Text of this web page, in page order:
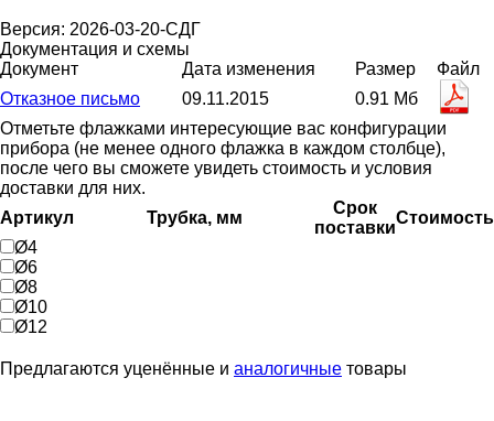
Версия: 2026-03-20-СДГ
Документация и схемы
Документ
Дата изменения Размер
Файл
Отказное письмо
09.11.2015
0.91 Мб
Отметьте флажками интересующие вас конфигурации
прибора (не менее одного флажка в каждом столбце),
после чего вы сможете увидеть стоимость и условия
доставки для них.
Артикул
Трубка, мм
Срок
поставки
Стоимость
Ø4
Ø6
Ø8
Ø10
Ø12
Предлагаются уценённые и аналогичные товары